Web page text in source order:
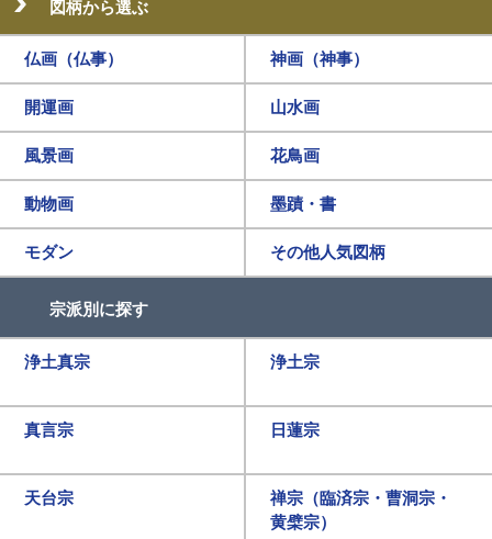
図柄から選ぶ
仏画（仏事） 神画（神事）
開運画 山水画
風景画 花鳥画
動物画 墨蹟・書
モダン その他人気図柄
宗派別に探す
浄土真宗 浄土宗
真言宗 日蓮宗
天台宗
禅宗（臨済宗・曹洞宗・
黄檗宗）